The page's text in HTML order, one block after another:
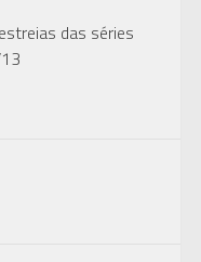
das séries